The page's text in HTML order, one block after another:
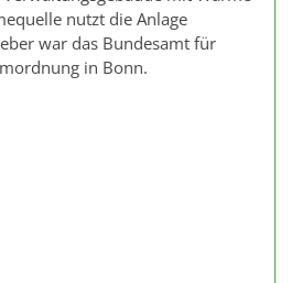
nutzt die Anlage
war das Bundesamt für
in Bonn.